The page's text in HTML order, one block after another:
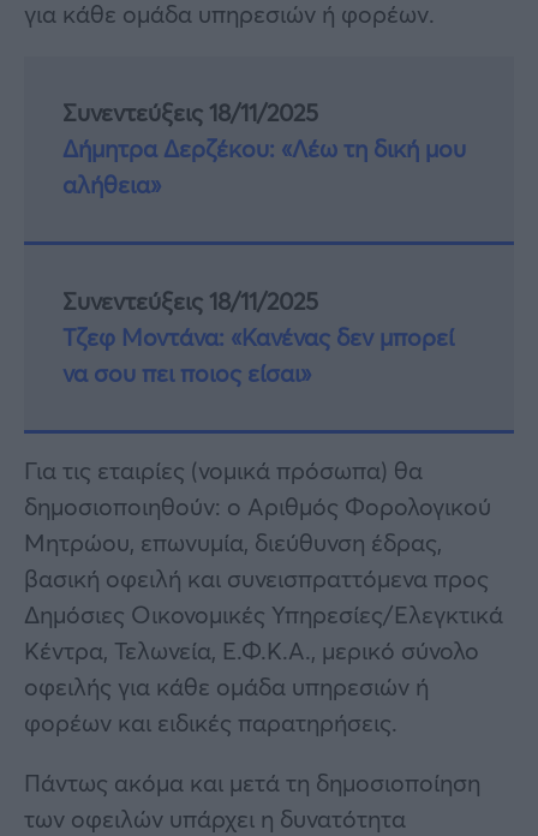
για κάθε ομάδα υπηρεσιών ή φορέων.
Συνεντεύξεις 18/11/2025
Δήμητρα Δερζέκου: «Λέω τη δική μου
αλήθεια»
Συνεντεύξεις 18/11/2025
Τζεφ Μοντάνα: «Κανένας δεν μπορεί
να σου πει ποιος είσαι»
Για τις εταιρίες (νομικά πρόσωπα) θα
δημοσιοποιηθούν: ο Αριθμός Φορολογικού
Μητρώου, επωνυμία, διεύθυνση έδρας,
βασική οφειλή και συνεισπραττόμενα προς
Δημόσιες Οικονομικές Υπηρεσίες/Ελεγκτικά
Κέντρα, Τελωνεία, Ε.Φ.Κ.Α., μερικό σύνολο
οφειλής για κάθε ομάδα υπηρεσιών ή
φορέων και ειδικές παρατηρήσεις.
Πάντως ακόμα και μετά τη δημοσιοποίηση
των οφειλών υπάρχει η δυνατότητα